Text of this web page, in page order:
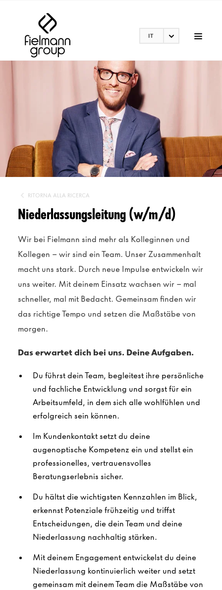
IT
RITORNA ALLA RICERCA
Niederlassungsleitung (w/m/d)
Wir bei Fielmann sind mehr als Kolleginnen und
Kollegen – wir sind ein Team. Unser Zusammenhalt
macht uns stark. Durch neue Impulse entwickeln wir
uns weiter. Mit deinem Einsatz wachsen wir – mal
schneller, mal mit Bedacht. Gemeinsam finden wir
das richtige Tempo und setzen die Maßstäbe von
morgen.
Das erwartet dich bei uns. Deine Aufgaben.
Du führst dein Team, begleitest ihre persönliche
und fachliche Entwicklung und sorgst für ein
Arbeitsumfeld, in dem sich alle wohlfühlen und
erfolgreich sein können.
Im Kundenkontakt setzt du deine
augenoptische Kompetenz ein und stellst ein
professionelles, vertrauensvolles
Beratungserlebnis sicher.
Du hältst die wichtigsten Kennzahlen im Blick,
erkennst Potenziale frühzeitig und triffst
Entscheidungen, die dein Team und deine
Niederlassung nachhaltig stärken.
Mit deinem Engagement entwickelst du deine
Niederlassung kontinuierlich weiter und setzt
gemeinsam mit deinem Team die Maßstäbe von